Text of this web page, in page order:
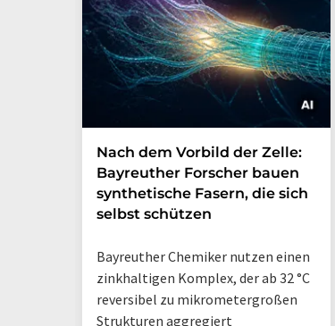
Nach dem Vorbild der Zelle:
Bayreuther Forscher bauen
synthetische Fasern, die sich
selbst schützen
Bayreuther Chemiker nutzen einen
zinkhaltigen Komplex, der ab 32 °C
reversibel zu mikrometergroßen
Strukturen aggregiert